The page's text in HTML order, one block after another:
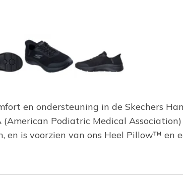
en ondersteuning in de Skechers
(American Podiatric Medical
en is voorzien van ons Heel Pillow™ en